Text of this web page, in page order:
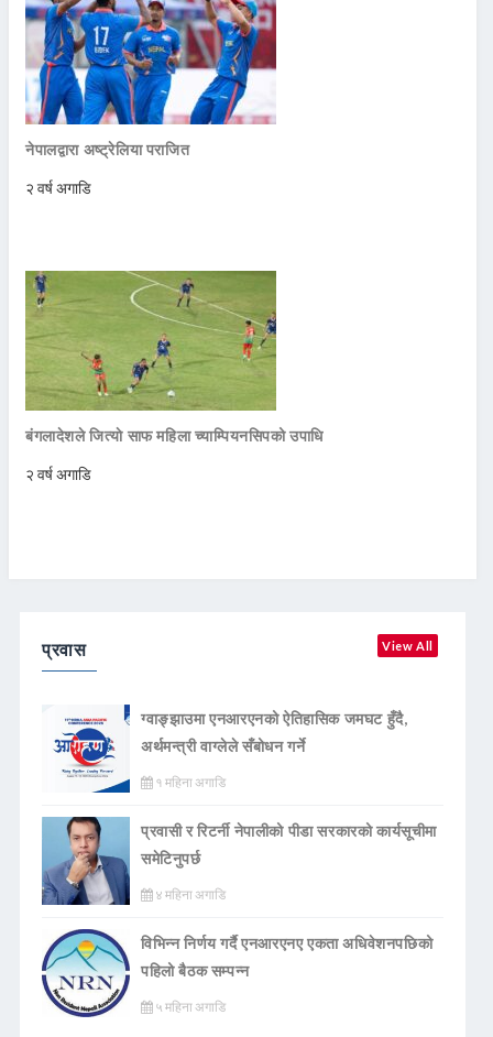
नेपालद्वारा अष्ट्रेलिया पराजित
२ वर्ष अगाडि
बंगलादेशले जित्याे साफ महिला च्याम्पियनसिपको उपाधि
२ वर्ष अगाडि
प्रवास View All
ग्वाङ्झाउमा एनआरएनको ऐतिहासिक जमघट हुँदै,
अर्थमन्त्री वाग्लेले सँबोधन गर्ने
१ महिना अगाडि
प्रवासी र रिटर्नी नेपालीको पीडा सरकारको कार्यसूचीमा
समेटिनुपर्छ
४ महिना अगाडि
विभिन्न निर्णय गर्दै एनआरएनए एकता अधिवेशनपछिको
पहिलो बैठक सम्पन्न
५ महिना अगाडि